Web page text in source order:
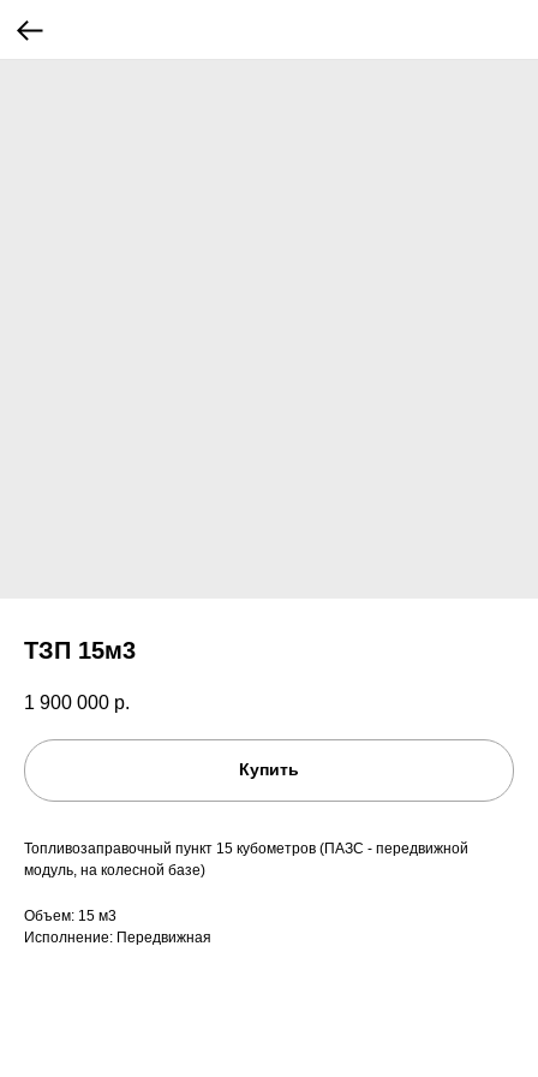
ТЗП 15м3
1 900 000 р.
Купить
Топливозаправочный пункт 15 кубометров (ПАЗС - передвижной
модуль, на колесной базе)
Объем: 15 м3
Исполнение: Передвижная